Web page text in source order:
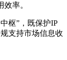
率。
枢”，既保护IP
支持市场信息收